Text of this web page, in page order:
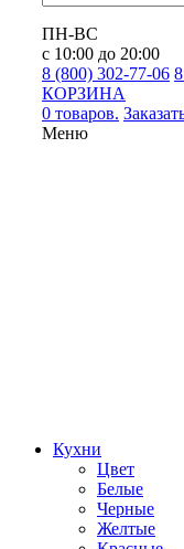
ПН-ВС
с 10:00 до 20:00
8 (800) 302-77-06
КОРЗИНА
0 товаров.
Меню
Кухни
Цвет
Белые
Черные
Желтые